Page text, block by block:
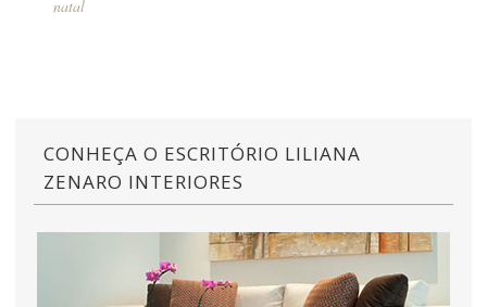
natal
CONHEÇA O ESCRITÓRIO LILIANA
ZENARO INTERIORES